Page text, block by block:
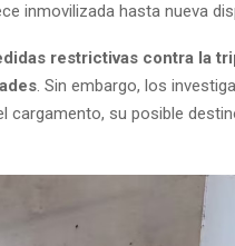
inmovilizada hasta nueva
restrictivas contra la
. Sin embargo, los
cargamento, su posible